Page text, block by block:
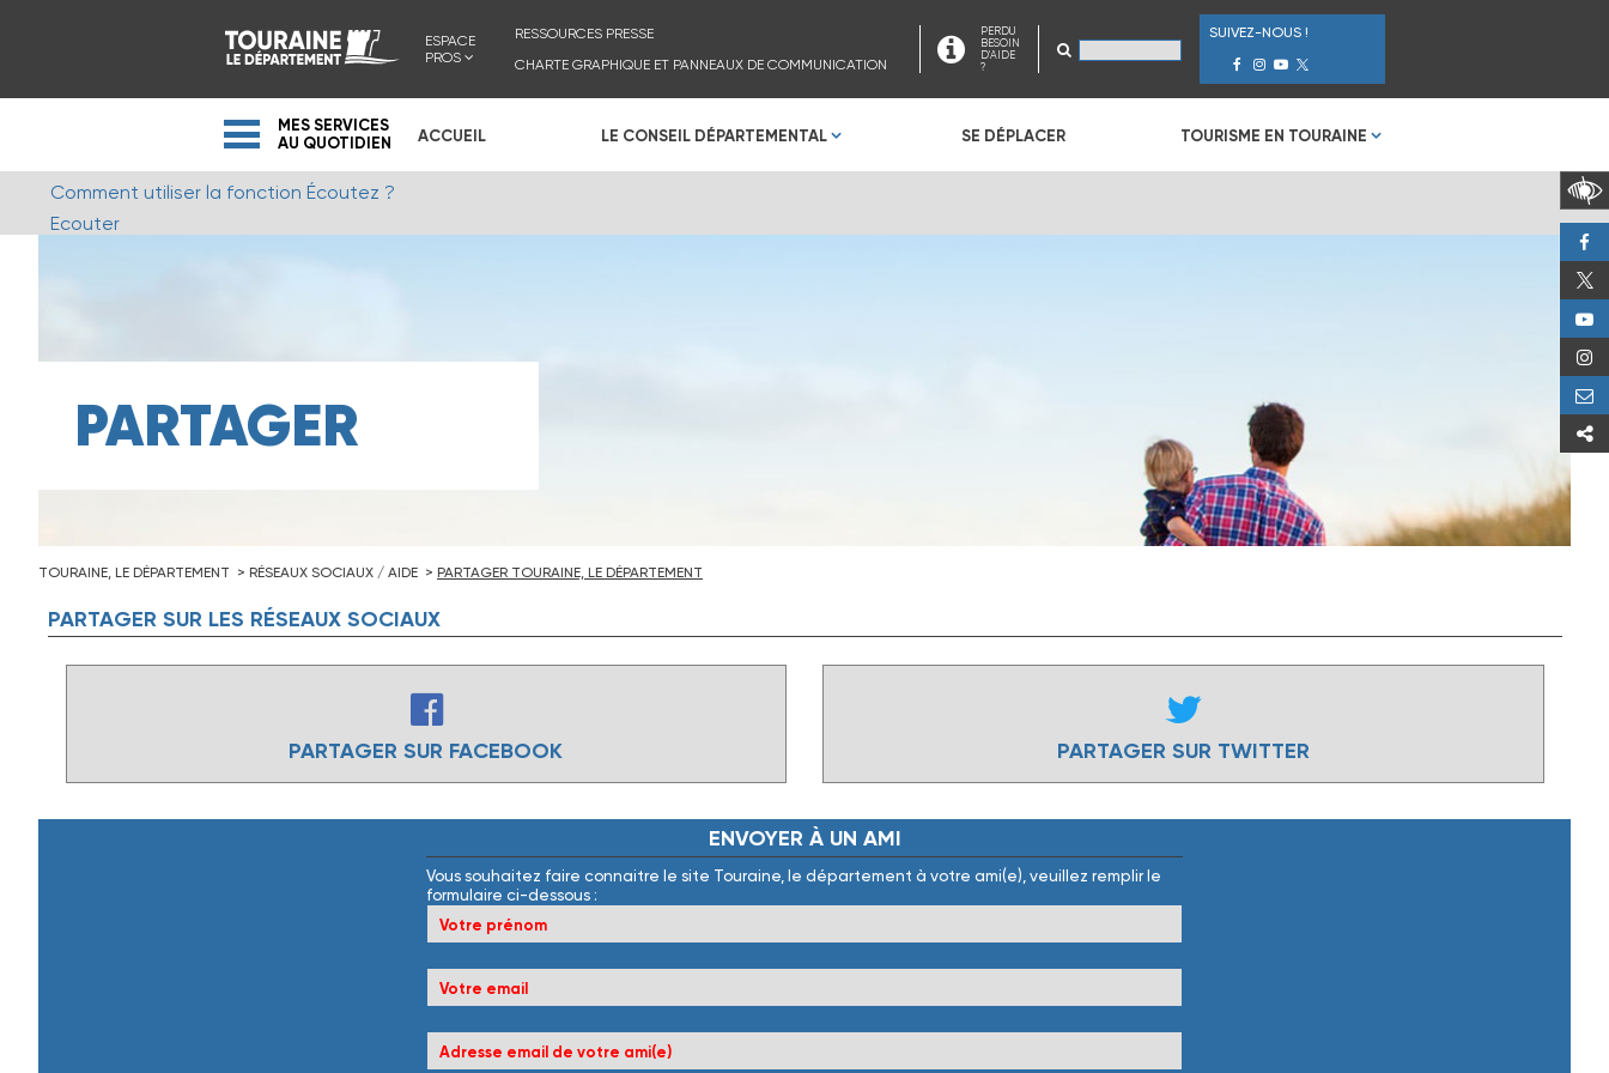
ESPACE
PROS
RESSOURCES PRESSE
CHARTE GRAPHIQUE ET PANNEAUX DE COMMUNICATION
PERDU
BESOIN
D'AIDE
?
SUIVEZ-NOUS !
MES SERVICES
AU QUOTIDIEN
ACCUEIL LE CONSEIL DÉPARTEMENTAL SE DÉPLACER TOURISME EN TOURAINE
Comment utiliser la fonction Écoutez ?
Ecouter
PARTAGER
TOURAINE, LE DÉPARTEMENT RÉSEAUX SOCIAUX / AIDE PARTAGER TOURAINE, LE DÉPARTEMENT
PARTAGER SUR LES RÉSEAUX SOCIAUX
PARTAGER SUR FACEBOOK PARTAGER SUR TWITTER
ENVOYER À UN AMI
Vous souhaitez faire connaitre le site Touraine, le département à votre ami(e), veuillez remplir le
formulaire ci-dessous :